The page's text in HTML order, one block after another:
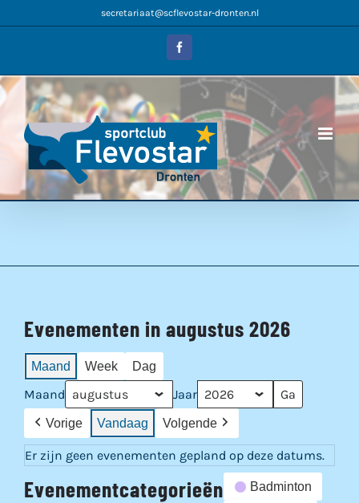
naar
secretariaat@scflevostar-dronten.nl
Facebook
Evenementen in augustus 2026
Maand Week Dag
Maand Jaar
Vorige Vandaag Volgende
Er zijn geen evenementen gepland op deze datums.
Evenementcategorieën Badminton